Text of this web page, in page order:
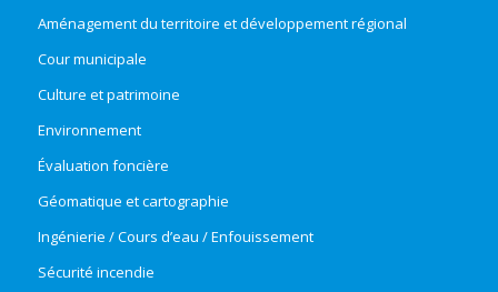
Aménagement du territoire et développement régional
Cour municipale
Culture et patrimoine
Environnement
Évaluation foncière
Géomatique et cartographie
Ingénierie / Cours d’eau / Enfouissement
Sécurité incendie